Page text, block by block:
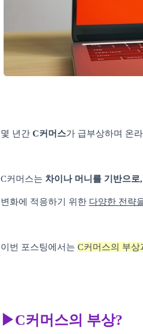
몇 년간 C커머스가 급부상하며 온
C커머스는 차이나 머니를 기반으로,
변화에 적응하기 위한 다양한 전략
이번 포스팅에서는 C커머스의 부
▶C커머스의 부상?